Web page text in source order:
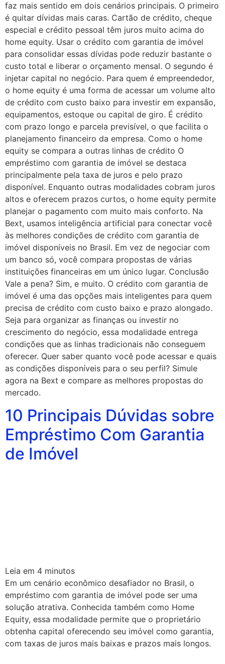
faz mais sentido em dois cenários principais. O primeiro
é quitar dívidas mais caras. Cartão de crédito, cheque
especial e crédito pessoal têm juros muito acima do
home equity. Usar o crédito com garantia de imóvel
para consolidar essas dívidas pode reduzir bastante o
custo total e liberar o orçamento mensal. O segundo é
injetar capital no negócio. Para quem é empreendedor,
o home equity é uma forma de acessar um volume alto
de crédito com custo baixo para investir em expansão,
equipamentos, estoque ou capital de giro. É crédito
com prazo longo e parcela previsível, o que facilita o
planejamento financeiro da empresa. Como o home
equity se compara a outras linhas de crédito O
empréstimo com garantia de imóvel se destaca
principalmente pela taxa de juros e pelo prazo
disponível. Enquanto outras modalidades cobram juros
altos e oferecem prazos curtos, o home equity permite
planejar o pagamento com muito mais conforto. Na
Bext, usamos inteligência artificial para conectar você
às melhores condições de crédito com garantia de
imóvel disponíveis no Brasil. Em vez de negociar com
um banco só, você compara propostas de várias
instituições financeiras em um único lugar. Conclusão
Vale a pena? Sim, e muito. O crédito com garantia de
imóvel é uma das opções mais inteligentes para quem
precisa de crédito com custo baixo e prazo alongado.
Seja para organizar as finanças ou investir no
crescimento do negócio, essa modalidade entrega
condições que as linhas tradicionais não conseguem
oferecer. Quer saber quanto você pode acessar e quais
as condições disponíveis para o seu perfil? Simule
agora na Bext e compare as melhores propostas do
mercado.
10 Principais Dúvidas sobre
Empréstimo Com Garantia
de Imóvel
Leia em 4 minutos
Em um cenário econômico desafiador no Brasil, o
empréstimo com garantia de imóvel pode ser uma
solução atrativa. Conhecida também como Home
Equity, essa modalidade permite que o proprietário
obtenha capital oferecendo seu imóvel como garantia,
com taxas de juros mais baixas e prazos mais longos.